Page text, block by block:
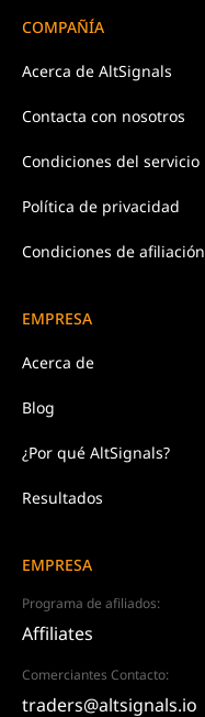
COMPAÑÍA
Acerca de AltSignals
Contacta con nosotros
Condiciones del servicio
Política de privacidad
Condiciones de afiliación
EMPRESA
Acerca de
Blog
¿Por qué AltSignals?
Resultados
EMPRESA
Programa de afiliados:
Affiliates
Comerciantes Contacto:
traders@altsignals.io